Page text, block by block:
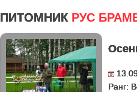
ПИТОМНИК РУС
Ранг: